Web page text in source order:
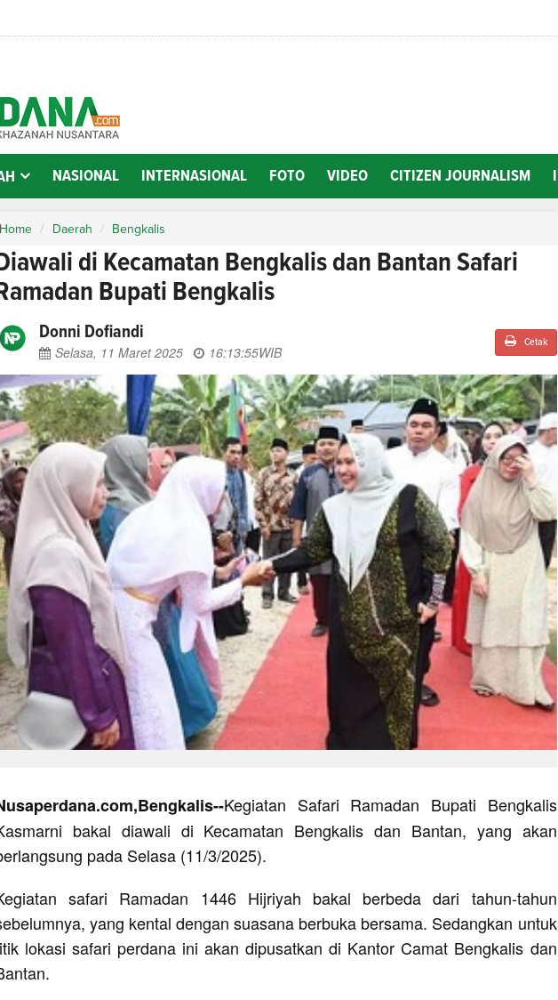
NASIONAL INTERNASIONAL FOTO VIDEO CITIZEN JOURNALISM
Home Daerah Bengkalis
Diawali di Kecamatan Bengkalis dan Bantan Safari
Ramadan Bupati Bengkalis
Donni Dofiandi
Selasa, 11 Maret 2025
16:13:55WIB
Cetak
Kegiatan Safari Ramadan Bupati Bengkalis
bakal diawali di Kecamatan Bengkalis dan Bantan, yang akan
pada Selasa (11/3/2025).
safari Ramadan 1446 Hijriyah bakal berbeda dari tahun-tahun
yang kental dengan suasana berbuka bersama. Sedangkan untuk
lokasi safari perdana ini akan dipusatkan di Kantor Camat Bengkalis dan